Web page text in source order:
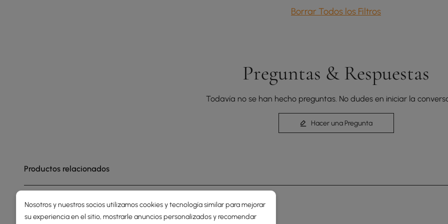
Borrar Todos los Filtros
Preguntas & Respuestas
Todavía no se han hecho preguntas. No dudes en iniciar la
Hacer una Pregunta
Productos relacionados
Nosotros y nuestros socios utilizamos cookies y tecnología similar para mejorar
su experiencia en el sitio, mostrarle anuncios personalizados y recomendar